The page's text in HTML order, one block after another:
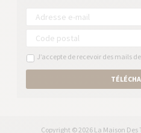
J’accepte de recevoir des mails
Copyright © 2026 La Maison